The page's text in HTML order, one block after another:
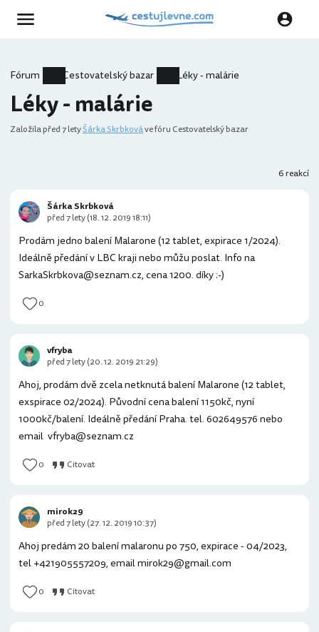
Fórum Cestovatelský bazar Léky - malárie
Léky - malárie
Založilapřed 7 letyŠárka Skrbkováve fóru Cestovatelský bazar
6 reakcí
Prodám jedno balení Malarone (12 tablet, expirace 1/2024).
Ideálně předání v LBC kraji nebo můžu poslat. Info na
SarkaSkrbkova@seznam.cz, cena 1200. díky :-)
0
Šárka Skrbková
před 7 lety (18. 12. 2019 18:11)
Ahoj, prodám dvě zcela netknutá balení Malarone (12 tablet,
exspirace 02/2024). Původní cena balení 1150kč, nyní
1000kč/balení. Ideálně předání Praha. tel. 602649576 nebo
email vfryba@seznam.cz
0 Citovat
vfryba
před 7 lety (20. 12. 2019 21:29)
Ahoj predám 20 balení malaronu po 750, expirace - 04/2023,
tel +421905557209, email mirok29@gmail.com
0 Citovat
mirok29
před 7 lety (27. 12. 2019 10:37)